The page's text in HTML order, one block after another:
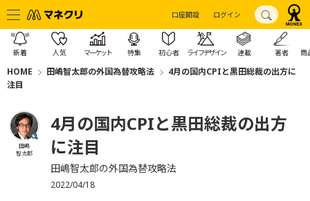
口座開設 ログイン
新着 人気 マーケット 特集 初心者 ライフデザイン 連載 著者 商
HOME 田嶋智太郎の外国為替攻略法
4月の国内CPIと黒田総裁の出方に
注目
田嶋
智太郎
4月の国内CPIと黒田総裁の出方
に注目
田嶋智太郎の外国為替攻略法
2022/04/18